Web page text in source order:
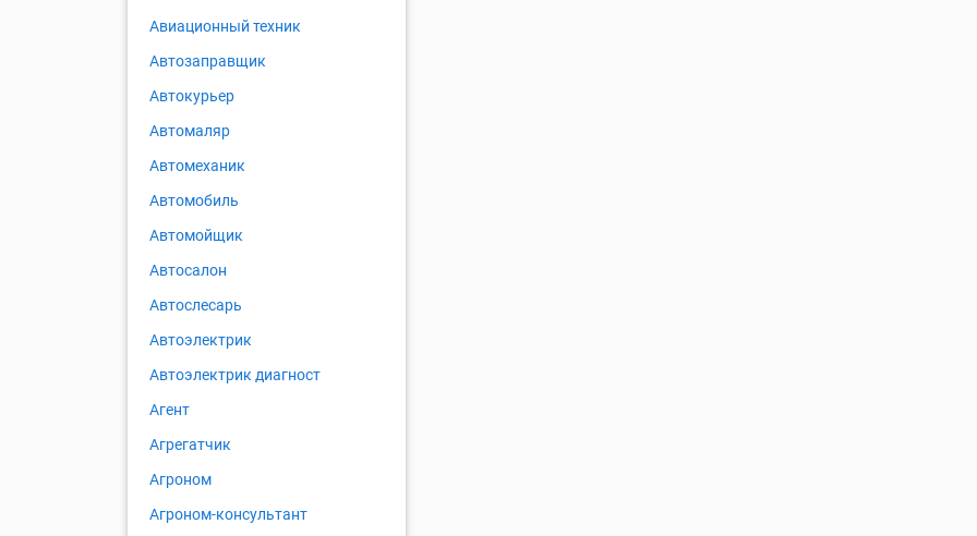
Авиационный техник
Автозаправщик
Автокурьер
Автомаляр
Автомеханик
Автомобиль
Автомойщик
Автосалон
Автослесарь
Автоэлектрик
Автоэлектрик диагност
Агент
Агрегатчик
Агроном
Агроном-консультант